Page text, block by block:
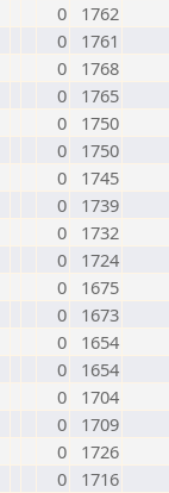
0
1762
0
1761
0
1768
0
1765
0
1750
0
1750
0
1745
0
1739
0
1732
0
1724
0
1675
0
1673
0
1654
0
1654
0
1704
0
1709
0
1726
0
1716